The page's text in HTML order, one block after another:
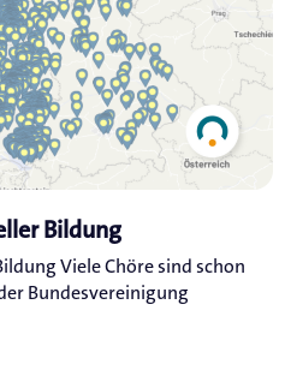
Bildung
Viele Chöre sind schon
Bundesvereinigung